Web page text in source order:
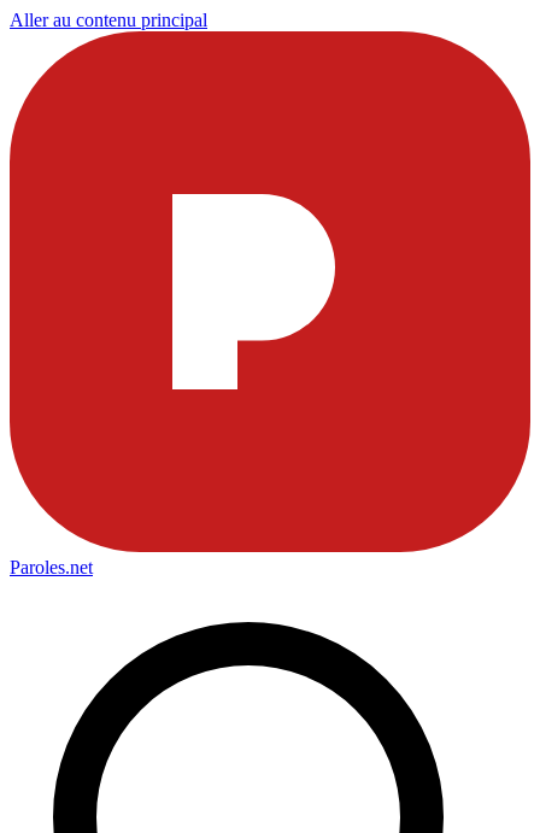
Aller au contenu principal
Paroles.net